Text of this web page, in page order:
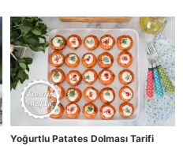
Yoğurtlu Patates Dolması Tarifi